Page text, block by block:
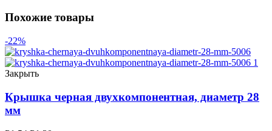
Похожие товары
-22%
Закрыть
Крышка черная двухкомпонентная, диаметр 28
мм